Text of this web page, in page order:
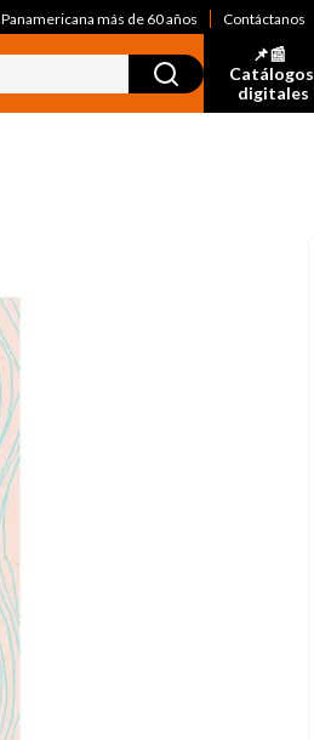
Panamericana más de 60 años Contáctanos
📌📰
Catálogos
digitales